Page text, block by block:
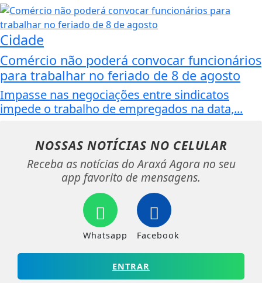
Cidade
Comércio não poderá convocar funcionários
para trabalhar no feriado de 8 de agosto
Impasse nas negociações entre sindicatos
impede o trabalho de empregados na data,...
NOSSAS NOTÍCIAS NO CELULAR
Receba as notícias do Araxá Agora no seu
app favorito de mensagens.
Whatsapp Facebook
ENTRAR